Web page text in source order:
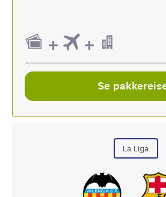
Se
La Liga